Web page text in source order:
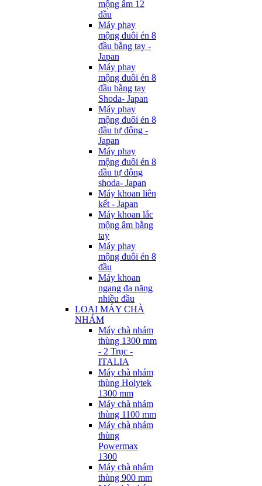
mộng âm 12
đầu
Máy phay
mộng đuôi én 8
đầu bằng tay -
Japan
Máy phay
mộng đuôi én 8
đầu bằng tay
Shoda- Japan
Máy phay
mộng đuôi én 8
đầu tự động -
Japan
Máy phay
mộng đuôi én 8
đầu tự động
shoda- Japan
Máy khoan liên
kết - Japan
Máy khoan lắc
mộng âm bằng
tay
Máy phay
mộng đuôi én 8
đầu
Máy khoan
ngang đa năng
nhiều đầu
LOẠI MÁY CHÀ
NHÁM
Máy chà nhám
thùng 1300 mm
- 2 Trục -
ITALIA
Máy chà nhám
thùng Holytek
1300 mm
Máy chà nhám
thùng 1100 mm
Máy chà nhám
thùng
Powermax
1300
Máy chà nhám
thùng 900 mm